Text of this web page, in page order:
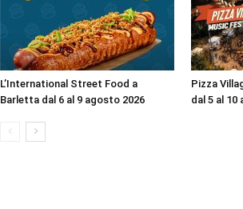
L’International Street Food a
Barletta dal 6 al 9 agosto 2026
Pizza
dal 5 al 10